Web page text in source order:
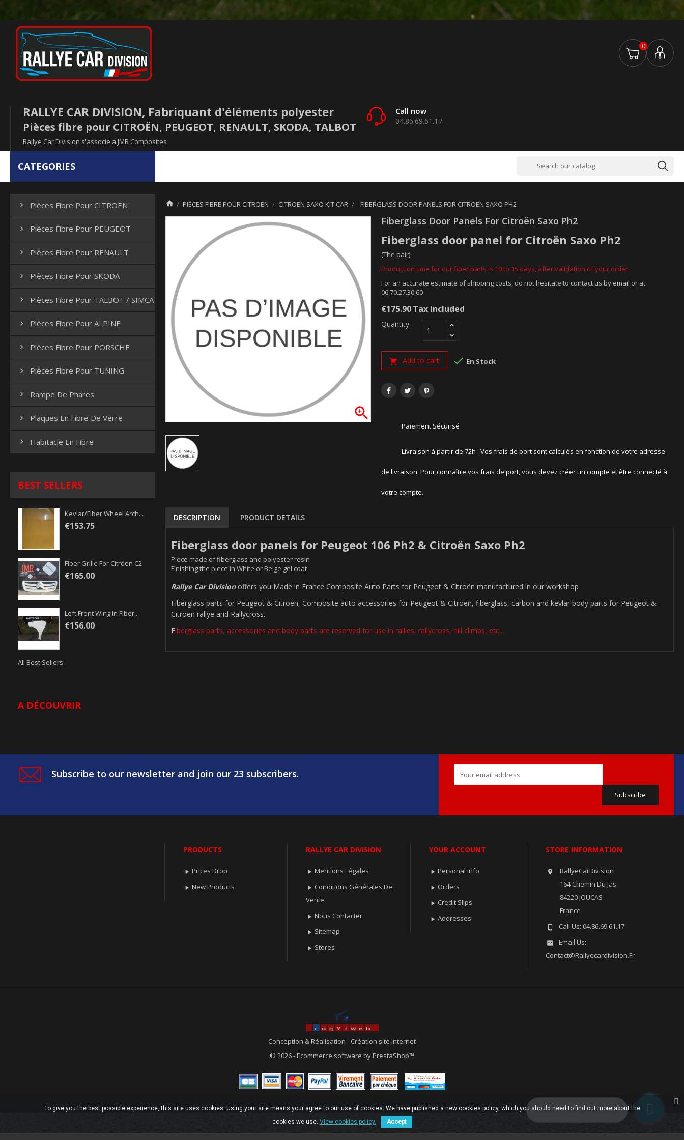
Laissez-nous un message
RALLYE CAR DIVISION, Fabriquant d'éléments polyester
Pièces fibre pour CITROËN, PEUGEOT, RENAULT, SKODA, TALBOT
Rallye Car Division s'associe a JMR Composites
Call now
04.86.69.61.17
0
CATEGORIES
 Pièces Fibre Pour CITROEN
 Pièces Fibre Pour PEUGEOT
 Pièces Fibre Pour RENAULT
 Pièces Fibre Pour SKODA
 Pièces Fibre Pour TALBOT / SIMCA
 Pièces Fibre Pour ALPINE
 Pièces Fibre Pour PORSCHE
 Pièces Fibre Pour TUNING
 Rampe De Phares
 Plaques En Fibre De Verre
 Habitacle En Fibre
BEST SELLERS
Kevlar/fiber Wheel Arch...
€153.75
Fiber Grille For Citröen C2
€165.00
Left Front Wing In Fiber...
€156.00
All Best Sellers
A DÉCOUVRIR
 PIÈCES FIBRE POUR CITROEN CITROËN SAXO KIT CAR FIBERGLASS DOOR PANELS FOR CITROËN SAXO PH2

Fiberglass Door Panels For Citroën Saxo Ph2
Fiberglass door panel for Citroën Saxo Ph2
(The pair)
Production time for our fiber parts is 10 to 15 days, after validation of your order
For an accurate estimate of shipping costs, do not hesitate to contact us by email or at
06.70.27.30.60
€175.90Tax included
Quantity
 Add to cart  En Stock
Paiement Sécurisé
Livraison à partir de 72h : Vos frais de port sont calculés en fonction de votre adresse
de livraison. Pour connaître vos frais de port, vous devez créer un compte et être connecté à
votre compte.
DESCRIPTION PRODUCT DETAILS
Fiberglass door panels for Peugeot 106 Ph2 & Citroën Saxo Ph2
Piece made of fiberglass and polyester resin
Finishing the piece in White or Beige gel coat
Rallye Car Division offers you Made in France Composite Auto Parts for Peugeot & Citroën manufactured in our workshop
Fiberglass parts for Peugeot & Citroën, Composite auto accessories for Peugeot & Citroën, fiberglass, carbon and kevlar body parts for Peugeot &
Citroën rallye and Rallycross.
Fiberglass parts, accessories and body parts are reserved for use in rallies, rallycross, hill climbs, etc...
Subscribe to our newsletter and join our 23 subscribers.
PRODUCTS
 Prices Drop
 New Products
RALLYE CAR DIVISION
 Mentions Légales
 Conditions Générales De
Vente
 Nous Contacter
 Sitemap
 Stores
YOUR ACCOUNT
 Personal Info
 Orders
 Credit Slips
 Addresses
STORE INFORMATION

RallyeCarDivision
164 Chemin Du Jas
84220 JOUCAS
France
 Call Us: 04.86.69.61.17

Email Us:
Contact@rallyecardivision.fr
Conception & Réalisation - Création site Internet
© 2026 - Ecommerce software by PrestaShop™
To give you the best possible experience, this site uses cookies. Using your site means your agree to our use of cookies. We have published a new cookies policy, which you should need to find out more about the
cookies we use. View cookies policy. Accept